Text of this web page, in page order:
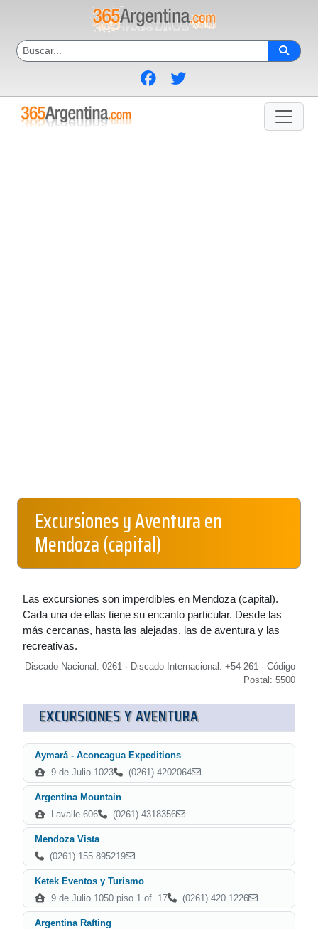
Excursiones y Aventura en
Mendoza (capital)
Las excursiones son imperdibles en Mendoza (capital).
Cada una de ellas tiene su encanto particular. Desde las
más cercanas, hasta las alejadas, las de aventura y las
recreativas.
Discado Nacional: 0261 · Discado Internacional: +54 261 · Código
Postal: 5500
EXCURSIONES Y AVENTURA
Aymará - Aconcagua Expeditions
9 de Julio 1023
(0261) 4202064
Argentina Mountain
Lavalle 606
(0261) 4318356
Mendoza Vista
(0261) 155 895219
Ketek Eventos y Turismo
9 de Julio 1050 piso 1 of. 17
(0261) 420 1226
Argentina Rafting